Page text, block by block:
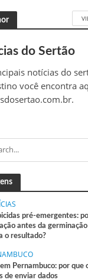
do Sertão
notícias do
você encontra
pré-emergentes:
antes da
o resultado?
em Pernambuco: por que
de enviar dados